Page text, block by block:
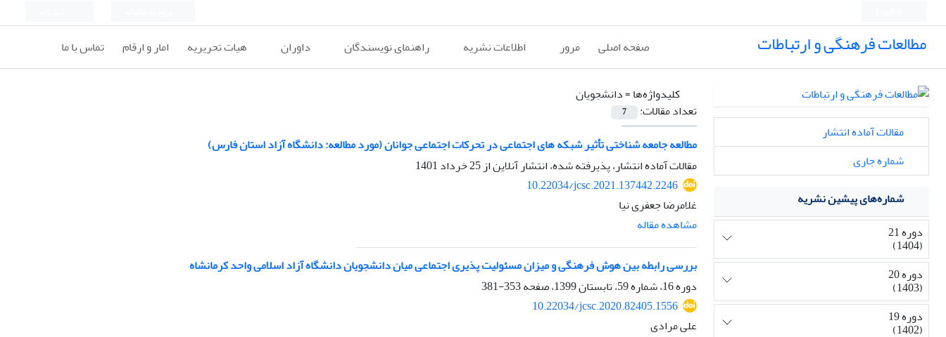
مطالعات فرهنگی و ارتباطات صفحه اصلی مرور اطلاعات نشریه راهنمای نویسندگان داوران هیات تحریریه امار و ارقام تماس با ما
کلیدواژه‌ها =دانشجویان
تعداد مقالات:
7
مطالعه جامعه شناختی تأثیر شبکه های اجتماعی در تحرکات اجتماعی جوانان (مورد مطالعه: دانشگاه آزاد استان فارس)
مقالات آماده انتشار، پذیرفته شده، انتشار آنلاین از25 خرداد 1401
10.22034/jcsc.2021.137442.2246
غلامرضا جعفری نیا
مشاهده مقاله
بررسی رابطه بین هوش فرهنگی و میزان مسئولیت پذیری اجتماعی میان دانشجویان دانشگاه آزاد اسلامی واحد کرمانشاه
دوره 16، شماره 59، تابستان 1399، صفحه
353-381
10.22034/jcsc.2020.82405.1556
علی مرادی
مقالات آماده انتشار
شماره جاری
شماره‌های پیشین نشریه
دوره 21
(1404)
دوره 20
(1403)
دوره 19
(1402)